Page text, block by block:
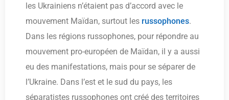
les Ukrainiens n’étaient pas d’accord avec le
mouvement Maïdan, surtout les russophones.
Dans les régions russophones, pour répondre au
mouvement pro-européen de Maïdan, il y a aussi
eu des manifestations, mais pour se séparer de
l’Ukraine. Dans l’est et le sud du pays, les
séparatistes russophones ont créé des territoires